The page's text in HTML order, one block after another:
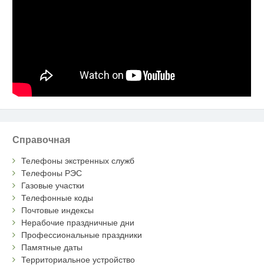
Справочная
Телефоны экстренных служб
Телефоны РЭС
Газовые участки
Телефонные коды
Почтовые индексы
Нерабочие праздничные дни
Профессиональные праздники
Памятные даты
Территориальное устройство